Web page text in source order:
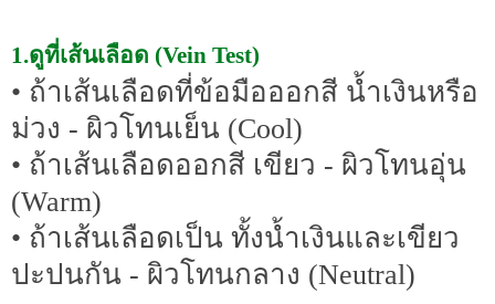
1.ดูที่เส้นเลือด (Vein Test)
• ถ้าเส้นเลือดที่ข้อมือออกสี น้ำเงินหรือ
ม่วง - ผิวโทนเย็น (Cool)
• ถ้าเส้นเลือดออกสี เขียว - ผิวโทนอุ่น
(Warm)
• ถ้าเส้นเลือดเป็น ทั้งน้ำเงินและเขียว
ปะปนกัน - ผิวโทนกลาง (Neutral)